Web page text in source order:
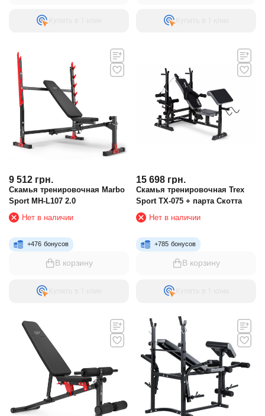
Купить в 1 клик Купить в 1 клик
9 512 грн.
Скамья тренировочная Marbo
Sport MH-L107 2.0
Нет в наличии
+476 бонусов
В корзину
Купить в 1 клик
15 698 грн.
Скамья тренировочная Trex
Sport TX-075 + парта Скотта
Нет в наличии
+785 бонусов
В корзину
Купить в 1 клик